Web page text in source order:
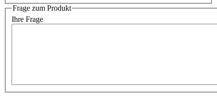
Frage zum Produkt
Ihre Frage